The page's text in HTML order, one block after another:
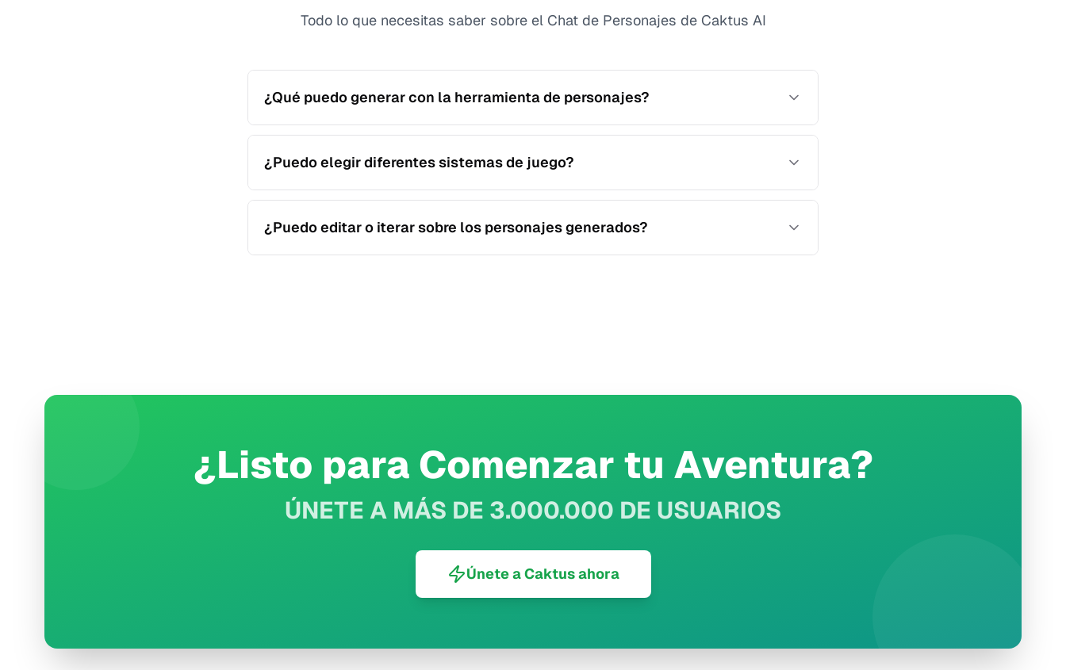
Todo lo que necesitas saber sobre el Chat de Personajes de Caktus AI
¿Qué puedo generar con la herramienta de personajes?
Puedes generar conceptos de personajes, trasfondos, rasgos y detalles listos para juegos
de rol en diferentes escenarios de juego.
¿Puedo elegir diferentes sistemas de juego?
Sí. Puedes seleccionar entre los sistemas compatibles y obtener resultados adaptados al
estilo y contexto de ese juego.
¿Puedo editar o iterar sobre los personajes generados?
¿Listo para Comenzar tu Aventura?
ÚNETE A MÁS DE 3.000.000 DE USUARIOS
Únete a Caktus ahora